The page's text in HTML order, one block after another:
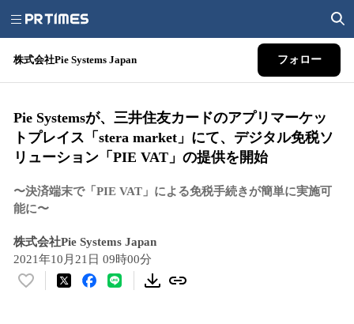
株式会社Pie Systems Japan フォロー
Pie Systemsが、三井住友カードのアプリマーケッ
トプレイス「stera market」にて、デジタル免税ソ
リューション「PIE VAT」の提供を開始
〜決済端末で「PIE VAT」による免税手続きが簡単に実施可
能に〜
株式会社Pie Systems Japan
2021年10月21日 09時00分
い